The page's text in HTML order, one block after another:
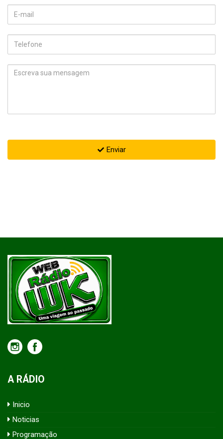
Enviar
A RÁDIO
Inicio
Noticias
Programação